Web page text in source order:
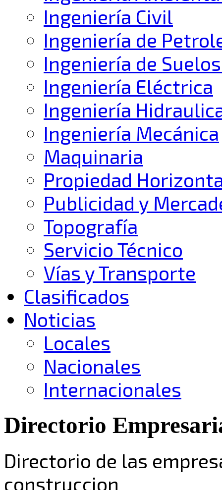
Ingeniería Civil
Ingeniería de
Ingeniería de
Ingeniería Eléctrica
Ingeniería
Ingeniería Mecánica
Maquinaria
Propiedad
Publicidad y
Topografía
Servicio Técnico
Vías y Transporte
Clasificados
Noticias
Locales
Nacionales
Internacionales
Directorio
Directorio de las
construccion